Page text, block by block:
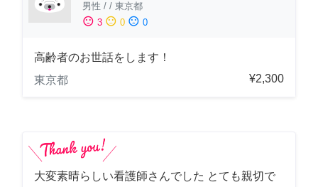
男性 / / 東京都
sentiment_satisfied 3 sentiment_neutral 0 sentiment_dissatisfied 0
高齢者のお世話をします！
東京都
¥2,300
大変素晴らしい看護師さんでした とても親切で